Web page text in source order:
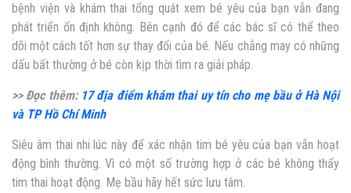
bệnh viện và khám thai tổng quát xem bé yêu của bạn vẫn đang
phát triển ổn định không. Bên cạnh đó để các bác sĩ có thể theo
dõi một cách tốt hơn sự thay đổi của bé. Nếu chẳng may có những
dấu bất thường ở bé còn kịp thời tìm ra giải pháp.
>> Đọc thêm: 17 địa điểm khám thai uy tín cho mẹ bầu ở Hà Nội
và TP Hồ Chí Minh
Siêu âm thai nhi lúc này để xác nhận tim bé yêu của bạn vẫn hoạt
động bình thường. Vì có một số trường hợp ở các bé không thấy
tim thai hoạt động. Mẹ bầu hãy hết sức lưu tâm.